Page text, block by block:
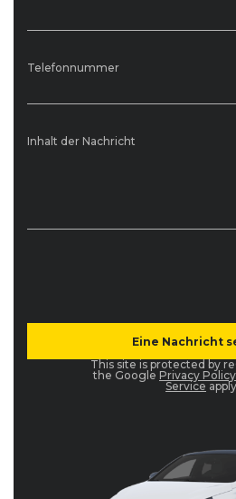
Telefonnummer
Inhalt der Nachricht
This site is protected by
the Google Privacy Policy
Service